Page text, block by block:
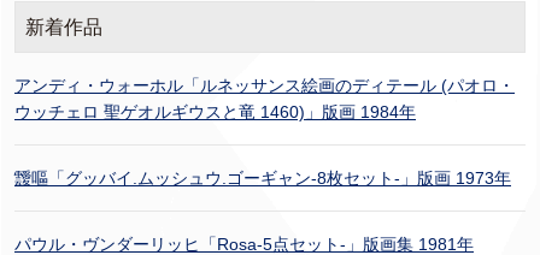
新着作品
アンディ・ウォーホル「ルネッサンス絵画のディテール (パオロ・
ウッチェロ 聖ゲオルギウスと竜 1460)」版画 1984年
靉嘔「グッバイ.ムッシュウ.ゴーギャン-8枚セット-」版画 1973年
パウル・ヴンダーリッヒ「Rosa-5点セット-」版画集 1981年